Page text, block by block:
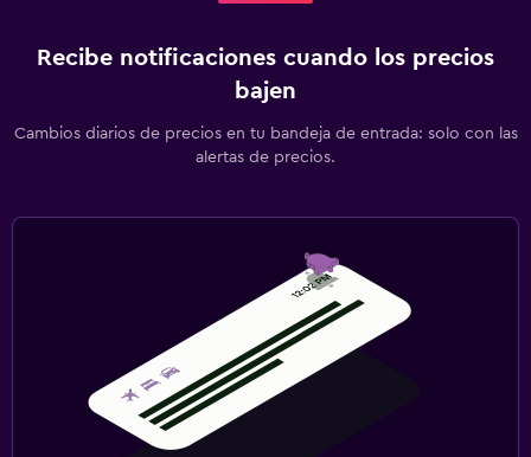
Recibe notificaciones cuando los precios
bajen
Cambios diarios de precios en tu bandeja de entrada: solo con las
alertas de precios.